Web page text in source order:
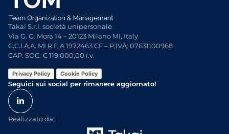
Takai S.r.l. società unipersonale
Via G. G. Mora 14 – 20123 Milano MI, Italy
C.C.I.A.A. MI R.E.A 1972463 CF – P.IVA: 07631100968
CAP. SOC. € 119.000,00 i.v.
Privacy Policy Cookie Policy
Seguici sui social per rimanere aggiornato!
Realizzato da: